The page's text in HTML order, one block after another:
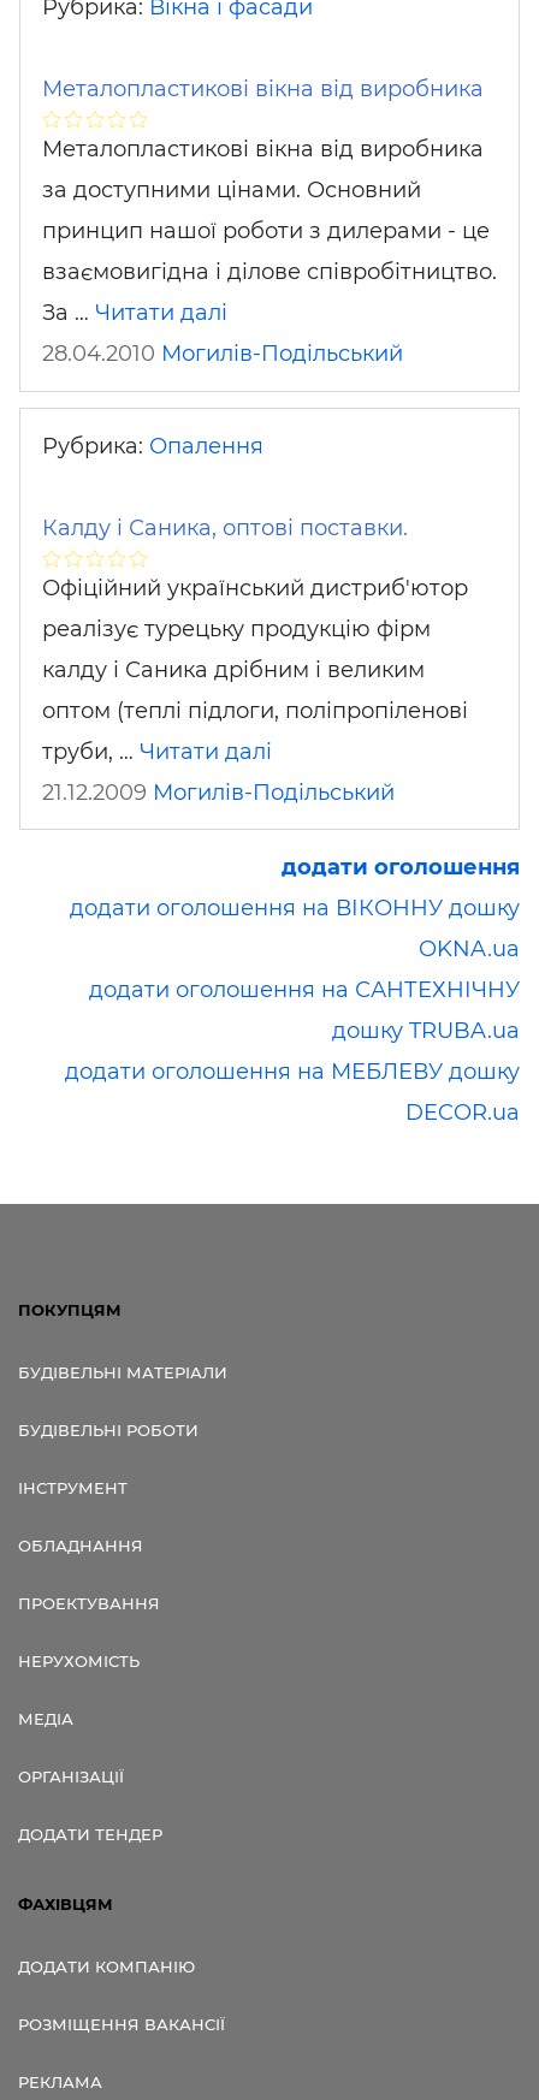
Рубрика: Вікна і фасади
Металопластикові вікна від виробника
Металопластикові вікна від виробника
за доступними цінами. Основний
принцип нашої роботи з дилерами - це
взаємовигідна і ділове співробітництво.
За … Читати далі
28.04.2010 Могилів-Подільський
Рубрика: Опалення
Калду і Саника, оптові поставки.
Офіційний український дистриб'ютор
реалізує турецьку продукцію фірм
калду і Саника дрібним і великим
оптом (теплі підлоги, поліпропіленові
труби, … Читати далі
21.12.2009 Могилів-Подільський
додати оголошення
додати оголошення на ВІКОННУ дошку
OKNA.ua
додати оголошення на САНТЕХНІЧНУ
дошку TRUBA.ua
додати оголошення на МЕБЛЕВУ дошку
DECOR.ua
ПОКУПЦЯМ
БУДІВЕЛЬНІ МАТЕРІАЛИ
БУДІВЕЛЬНІ РОБОТИ
ІНСТРУМЕНТ
ОБЛАДНАННЯ
ПРОЕКТУВАННЯ
НЕРУХОМІСТЬ
МЕДІА
ОРГАНІЗАЦІЇ
ДОДАТИ ТЕНДЕР
ФАХІВЦЯМ
ДОДАТИ КОМПАНІЮ
РОЗМІЩЕННЯ ВАКАНСІЇ
РЕКЛАМА